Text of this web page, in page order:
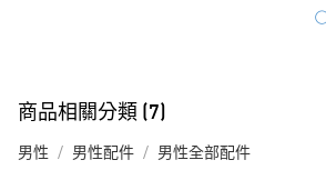
商品相關分類 (7)
男性 男性配件 男性全部配件